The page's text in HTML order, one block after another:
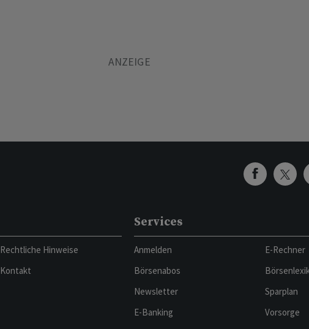
Rechtliche Hinweise
Kontakt
Services
Anmelden
Börsenabos
Newsletter
E-Banking
E-Rechner
Sparplan
Vorsorge